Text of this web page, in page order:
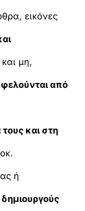
εικόνες
μη,
από
και στη
ή